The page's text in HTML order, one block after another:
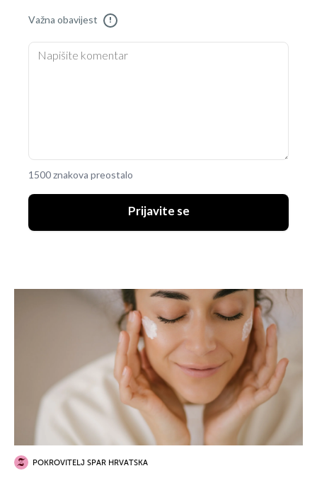
Važna obavijest !
1500 znakova preostalo
Prijavite se
POKROVITELJ SPAR HRVATSKA